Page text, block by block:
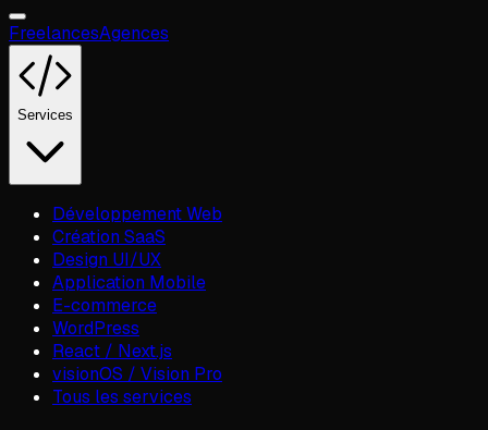
FreelancesAgences
Services
Développement Web
Création SaaS
Design UI/UX
Application Mobile
E-commerce
WordPress
React / Next.js
visionOS / Vision Pro
Tous les services